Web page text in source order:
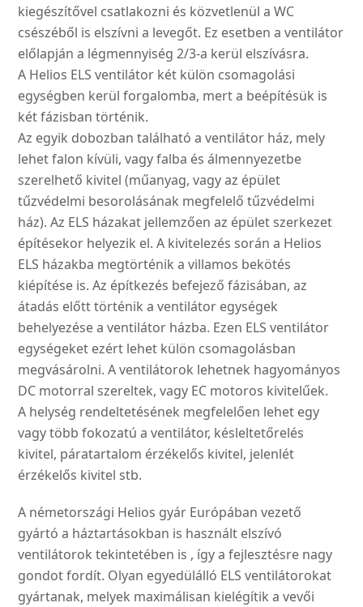
kiegészítővel csatlakozni és közvetlenül a WC
csészéből is elszívni a levegőt. Ez esetben a ventilátor
előlapján a légmennyiség 2/3-a kerül elszívásra.
A Helios ELS ventilátor két külön csomagolási
egységben kerül forgalomba, mert a beépítésük is
két fázisban történik.
Az egyik dobozban található a ventilátor ház, mely
lehet falon kívüli, vagy falba és álmennyezetbe
szerelhető kivitel (műanyag, vagy az épület
tűzvédelmi besorolásának megfelelő tűzvédelmi
ház). Az ELS házakat jellemzően az épület szerkezet
építésekor helyezik el. A kivitelezés során a Helios
ELS házakba megtörténik a villamos bekötés
kiépítése is. Az építkezés befejező fázisában, az
átadás előtt történik a ventilátor egységek
behelyezése a ventilátor házba. Ezen ELS ventilátor
egységeket ezért lehet külön csomagolásban
megvásárolni. A ventilátorok lehetnek hagyományos
DC motorral szereltek, vagy EC motoros kivitelűek.
A helység rendeltetésének megfelelően lehet egy
vagy több fokozatú a ventilátor, késleltetőrelés
kivitel, páratartalom érzékelős kivitel, jelenlét
érzékelős kivitel stb.
A németországi Helios gyár Európában vezető
gyártó a háztartásokban is használt elszívó
ventilátorok tekintetében is , így a fejlesztésre nagy
gondot fordít. Olyan egyedülálló ELS ventilátorokat
gyártanak, melyek maximálisan kielégítik a vevői